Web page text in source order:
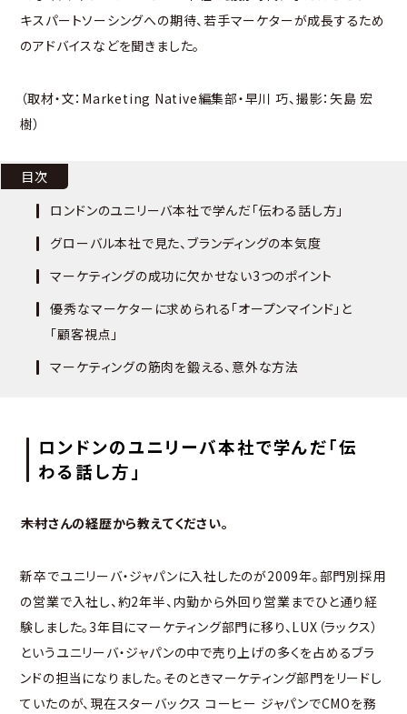
キスパートソーシングへの期待、若手マーケターが成長するため
のアドバイスなどを聞きました。
（取材・文：Marketing Native編集部・早川 巧、撮影：矢島 宏
樹）
目次
ロンドンのユニリーバ本社で学んだ「伝わる話し方」
グローバル本社で見た、ブランディングの本気度
マーケティングの成功に欠かせない3つのポイント
優秀なマーケターに求められる「オープンマインド」と
「顧客視点」
マーケティングの筋肉を鍛える、意外な方法
ロンドンのユニリーバ本社で学んだ「伝
わる話し方」
――木村さんの経歴から教えてください。
新卒でユニリーバ・ジャパンに入社したのが2009年。部門別採用
の営業で入社し、約2年半、内勤から外回り営業までひと通り経
験しました。3年目にマーケティング部門に移り、LUX（ラックス）
というユニリーバ・ジャパンの中で売り上げの多くを占めるブラ
ンドの担当になりました。そのときマーケティング部門をリードし
ていたのが、現在スターバックス コーヒー ジャパンでCMOを務